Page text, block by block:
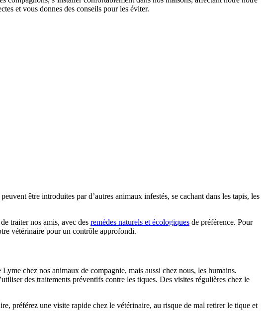
et vous donnes des conseils pour les éviter.
être introduites par d’autres animaux infestés, se cachant dans les tapis, les
traiter nos amis, avec des remèdes naturels et écologiques de préférence. Pour
vétérinaire pour un contrôle approfondi.
chez nos animaux de compagnie, mais aussi chez nous, les humains.
des traitements préventifs contre les tiques. Des visites régulières chez le
préférez une visite rapide chez le vétérinaire, au risque de mal retirer le tique et